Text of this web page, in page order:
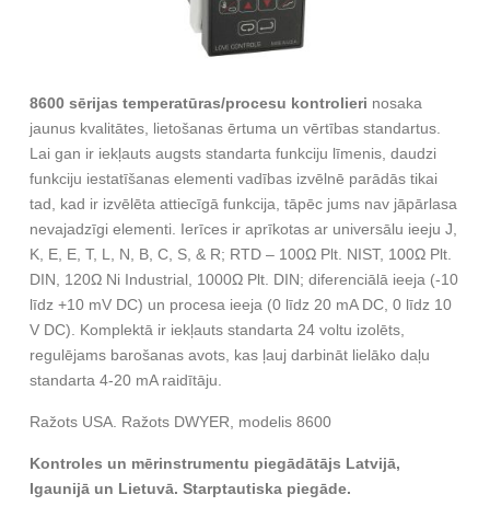
8600 sērijas temperatūras/procesu kontrolieri nosaka
jaunus kvalitātes, lietošanas ērtuma un vērtības standartus.
Lai gan ir iekļauts augsts standarta funkciju līmenis, daudzi
funkciju iestatīšanas elementi vadības izvēlnē parādās tikai
tad, kad ir izvēlēta attiecīgā funkcija, tāpēc jums nav jāpārlasa
nevajadzīgi elementi. Ierīces ir aprīkotas ar universālu ieeju J,
K, E, E, T, L, N, B, C, S, & R; RTD – 100Ω Plt. NIST, 100Ω Plt.
DIN, 120Ω Ni Industrial, 1000Ω Plt. DIN; diferenciālā ieeja (-10
līdz +10 mV DC) un procesa ieeja (0 līdz 20 mA DC, 0 līdz 10
V DC). Komplektā ir iekļauts standarta 24 voltu izolēts,
regulējams barošanas avots, kas ļauj darbināt lielāko daļu
standarta 4-20 mA raidītāju.
Ražots USA. Ražots DWYER, modelis 8600
Kontroles un mērinstrumentu piegādātājs Latvijā,
Igaunijā un Lietuvā. Starptautiska piegāde.